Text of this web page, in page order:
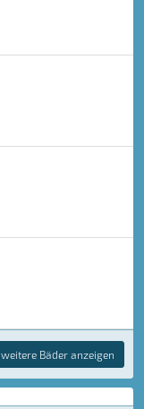
weitere Bäder anzeigen